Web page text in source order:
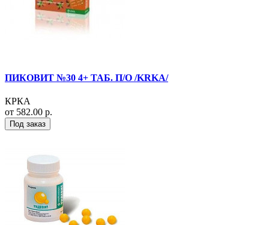
ПИКОВИТ №30 4+ ТАБ. П/О /KRKA/
КРКА
от 582.00 р.
Под заказ